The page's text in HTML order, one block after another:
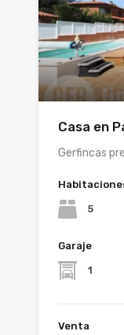
Casa en
Gerfincas
5
Garaje
1
Venta